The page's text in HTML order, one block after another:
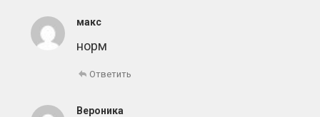
макс
норм
Ответить
Вероника